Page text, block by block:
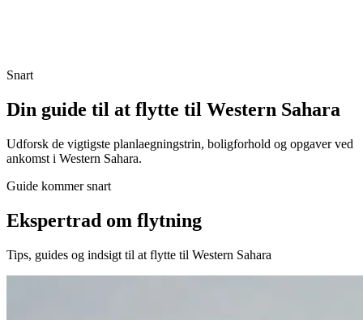
Snart
Din guide til at flytte til Western Sahara
Udforsk de vigtigste planlaegningstrin, boligforhold og opgaver ved
ankomst i Western Sahara.
Guide kommer snart
Ekspertrad om flytning
Tips, guides og indsigt til at flytte til Western Sahara